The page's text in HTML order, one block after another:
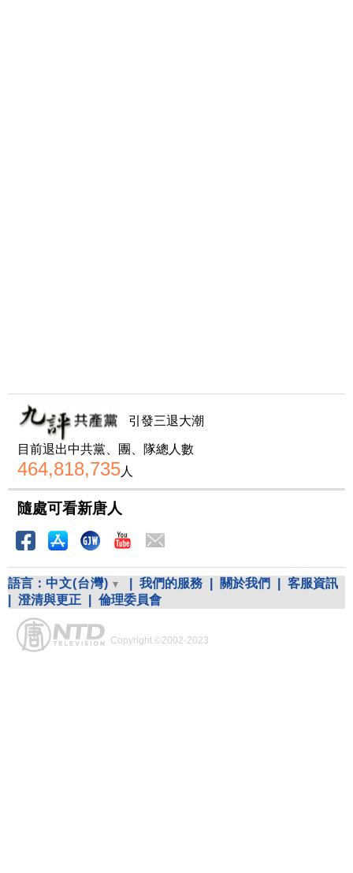
引發三退大潮
目前退出中共黨、團、隊總人數
464,818,735人
隨處可看新唐人
語言： 中文(台灣) 我們的服務 關於我們
客服資訊
澄清與更正 倫理委員會
Copyright ©2002-2023